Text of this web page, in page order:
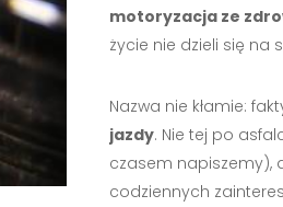
motoryzacja ze
życie nie dzieli się na
Nazwa nie kłamie:
jazdy. Nie tej po
czasem napiszemy),
codziennych